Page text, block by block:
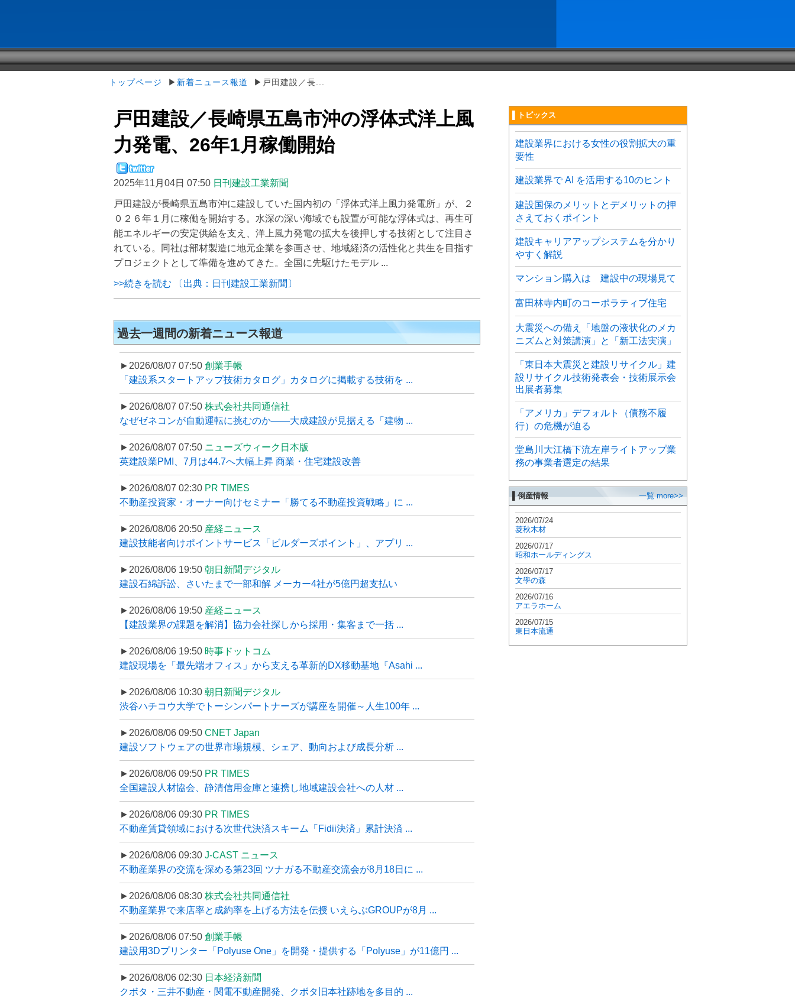
トップページ ▶ 新着ニュース報道 ▶戸田建設／長...
戸田建設／長崎県五島市沖の浮体式洋上風
力発電、26年1月稼働開始
2025年11月04日 07:50 日刊建設工業新聞
戸田建設が長崎県五島市沖に建設していた国内初の「浮体式洋上風力発電所」が、２
０２６年１月に稼働を開始する。水深の深い海域でも設置が可能な浮体式は、再生可
能エネルギーの安定供給を支え、洋上風力発電の拡大を後押しする技術として注目さ
れている。同社は部材製造に地元企業を参画させ、地域経済の活性化と共生を目指す
プロジェクトとして準備を進めてきた。全国に先駆けたモデル ...
>>続きを読む 〔出典：日刊建設工業新聞〕
過去一週間の新着ニュース報道
►2026/08/07 07:50 創業手帳
「建設系スタートアップ技術カタログ」カタログに掲載する技術を ...
►2026/08/07 07:50 株式会社共同通信社
なぜゼネコンが自動運転に挑むのか――大成建設が見据える「建物 ...
►2026/08/07 07:50 ニューズウィーク日本版
英建設業PMI、7月は44.7へ大幅上昇 商業・住宅建設改善
►2026/08/07 02:30 PR TIMES
不動産投資家・オーナー向けセミナー「勝てる不動産投資戦略」に ...
►2026/08/06 20:50 産経ニュース
建設技能者向けポイントサービス「ビルダーズポイント」、アプリ ...
►2026/08/06 19:50 朝日新聞デジタル
建設石綿訴訟、さいたまで一部和解 メーカー4社が5億円超支払い
►2026/08/06 19:50 産経ニュース
【建設業界の課題を解消】協力会社探しから採用・集客まで一括 ...
►2026/08/06 19:50 時事ドットコム
建設現場を「最先端オフィス」から支える革新的DX移動基地『Asahi ...
►2026/08/06 10:30 朝日新聞デジタル
渋谷ハチコウ大学でトーシンパートナーズが講座を開催～人生100年 ...
►2026/08/06 09:50 CNET Japan
建設ソフトウェアの世界市場規模、シェア、動向および成長分析 ...
►2026/08/06 09:50 PR TIMES
全国建設人材協会、静清信用金庫と連携し地域建設会社への人材 ...
►2026/08/06 09:30 PR TIMES
不動産賃貸領域における次世代決済スキーム「Fidii決済」累計決済 ...
►2026/08/06 09:30 J-CAST ニュース
不動産業界の交流を深める第23回 ツナガる不動産交流会が8月18日に ...
►2026/08/06 08:30 株式会社共同通信社
不動産業界で来店率と成約率を上げる方法を伝授 いえらぶGROUPが8月 ...
►2026/08/06 07:50 創業手帳
建設用3Dプリンター「Polyuse One」を開発・提供する「Polyuse」が11億円 ...
►2026/08/06 02:30 日本経済新聞
クボタ・三井不動産・関電不動産開発、クボタ旧本社跡地を多目的 ...
▌トピックス
建設業界における女性の役割拡大の重
要性
建設業界で AI を活用する10のヒント
建設国保のメリットとデメリットの押
さえておくポイント
建設キャリアアップシステムを分かり
やすく解説
マンション購入は 建設中の現場見て
富田林寺内町のコーポラティブ住宅
大震災への備え「地盤の液状化のメカ
ニズムと対策講演」と「新工法実演」
「東日本大震災と建設リサイクル」建
設リサイクル技術発表会・技術展示会
出展者募集
「アメリカ」デフォルト（債務不履
行）の危機が迫る
堂島川大江橋下流左岸ライトアップ業
務の事業者選定の結果
▌倒産情報 一覧 more>>
2026/07/24
菱秋木材
2026/07/17
昭和ホールディングス
2026/07/17
文學の森
2026/07/16
アエラホーム
2026/07/15
東日本流通